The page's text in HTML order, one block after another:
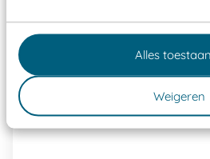
Alles toestaan
Weigeren